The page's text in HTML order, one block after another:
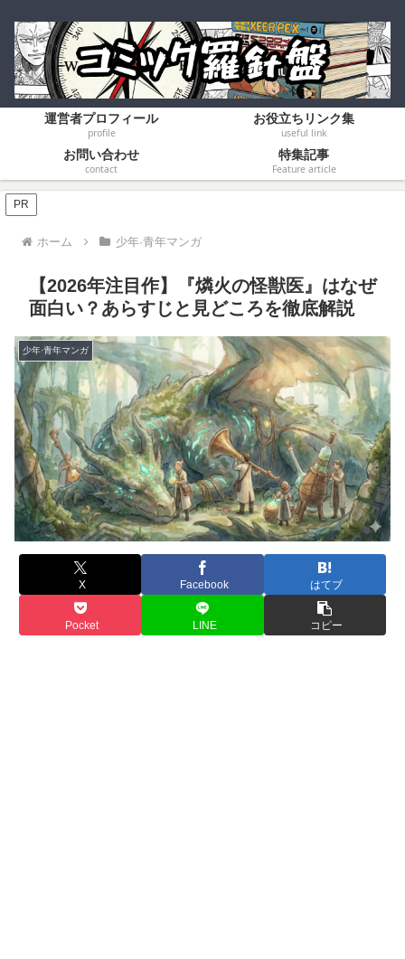
運営者プロフィール
profile
お役立ちリンク集
useful link
お問い合わせ
contact
特集記事
Feature article
PR
ホーム 少年·青年マンガ
​【2026年注目作】『燐火の怪獣医』はなぜ
面白い？あらすじと見どころを徹底解説
少年·青年マンガ
X Facebook はてブ
Pocket LINE コピー